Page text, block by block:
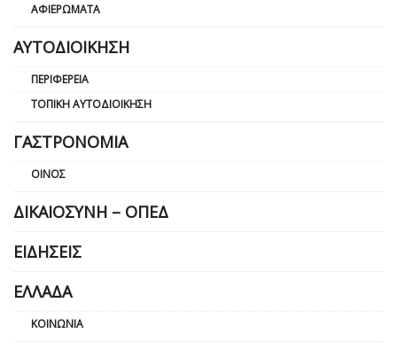
ΑΦΙΕΡΏΜΑΤΑ
ΑΥΤΟΔΙΟΊΚΗΣΗ
ΠΕΡΙΦΈΡΕΙΑ
ΤΟΠΙΚΉ ΑΥΤΟΔΙΟΊΚΗΣΗ
ΓΑΣΤΡΟΝΟΜΊΑ
ΟΊΝΟΣ
ΔΙΚΑΙΟΣΎΝΗ – ΟΠΕΔ
ΕΙΔΉΣΕΙΣ
ΕΛΛΆΔΑ
ΚΟΙΝΩΝΊΑ